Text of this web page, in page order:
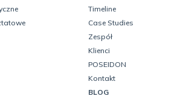
Timeline
Case Studies
Zespół
Klienci
POSEIDON
Kontakt
BLOG